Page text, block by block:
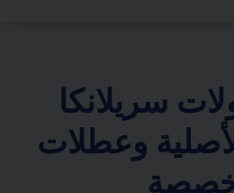
سريلانكا
وعطلات